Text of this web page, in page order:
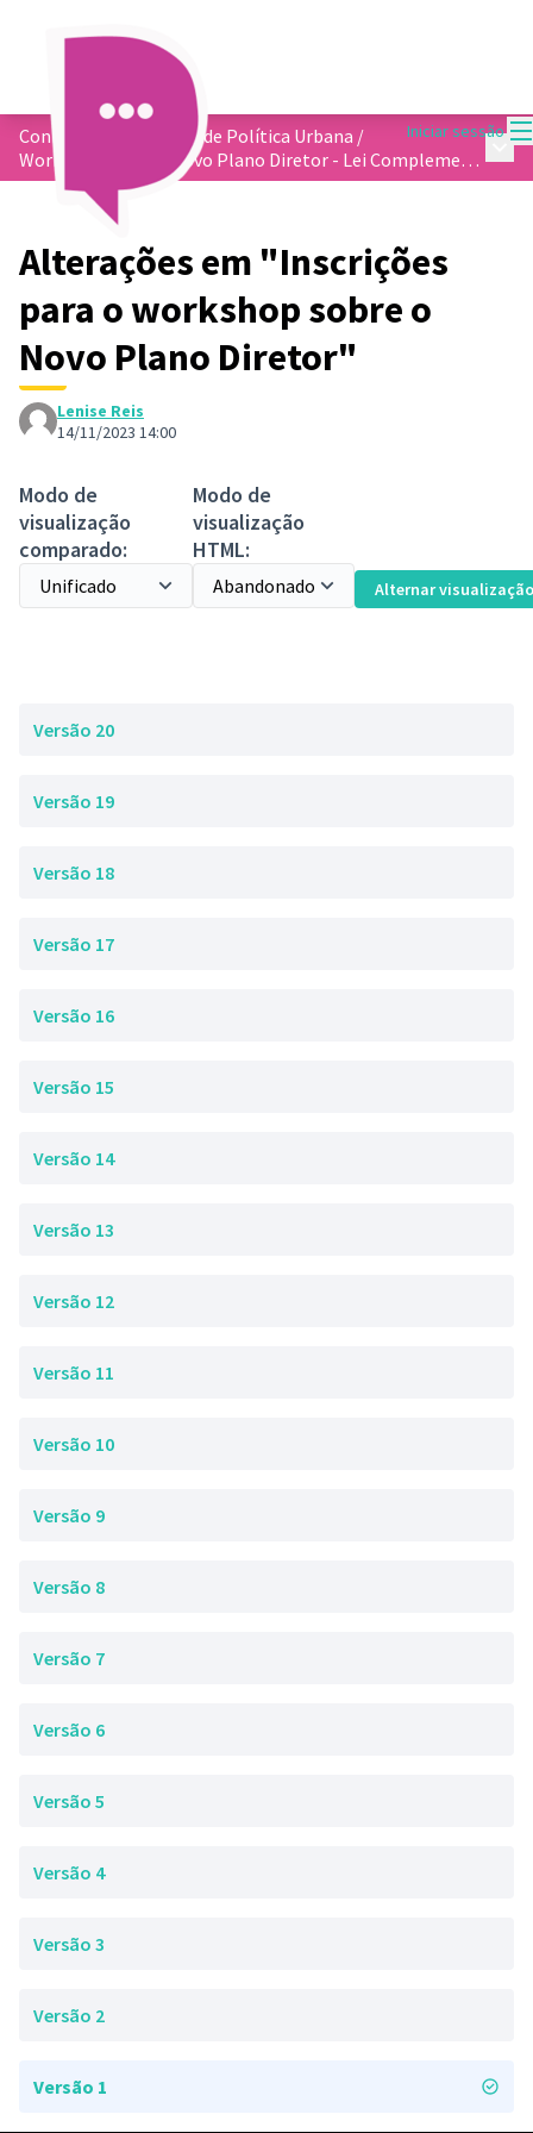
Iniciar sessão
Conferência Municipal de Política Urbana /
Workshop sobre o Novo Plano Diretor - Lei Complementar 362/2023
Alterações em "Inscrições
para o workshop sobre o
Novo Plano Diretor"
Lenise Reis
14/11/2023 14:00
Modo de
visualização
comparado:
Modo de
visualização
HTML:
Alternar visualização
Versão 20
Versão 19
Versão 18
Versão 17
Versão 16
Versão 15
Versão 14
Versão 13
Versão 12
Versão 11
Versão 10
Versão 9
Versão 8
Versão 7
Versão 6
Versão 5
Versão 4
Versão 3
Versão 2
Versão 1